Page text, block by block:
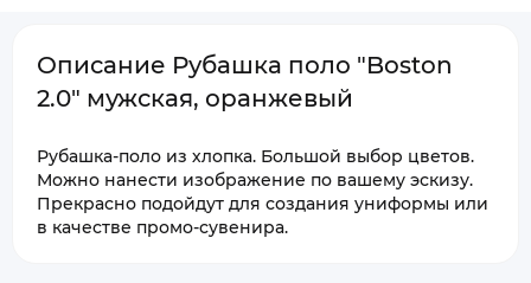
Описание Рубашка поло "Boston
2.0" мужская, оранжевый
Рубашка-поло из хлопка. Большой выбор цветов.
Можно нанести изображение по вашему эскизу.
Прекрасно подойдут для создания униформы или
в качестве промо-сувенира.